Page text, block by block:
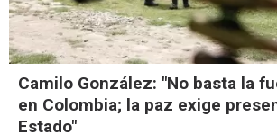
Camilo González: "No basta la
en Colombia; la paz exige
Estado"